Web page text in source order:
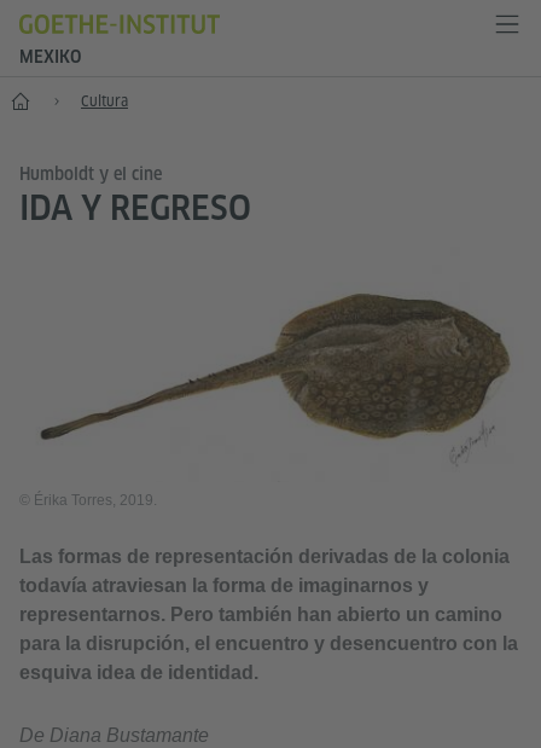
MEXIKO
Inicio Cultura
Humboldt y el cine
IDA Y REGRESO
© Érika Torres, 2019.
Las formas de representación derivadas de la colonia
todavía atraviesan la forma de imaginarnos y
representarnos. Pero también han abierto un camino
para la disrupción, el encuentro y desencuentro con la
esquiva idea de identidad.
De Diana Bustamante